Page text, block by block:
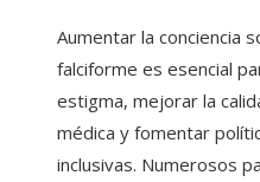
Aumentar la conciencia
falciforme es esencial
estigma, mejorar la
médica y fomentar
inclusivas. Numerosos